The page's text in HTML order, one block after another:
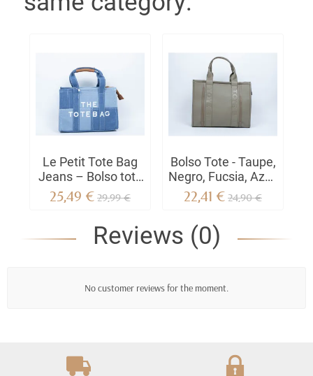
Le Petit Tote Bag
Jeans – Bolso tote
de vaquero
elegante y
25,49 € 29,99 €
Bolso Tote - Taupe,
Negro, Fucsia, Azul,
Rojo | Qué hay de
nuevo
22,41 € 24,90 €
Reviews (0)
No customer reviews for the moment.